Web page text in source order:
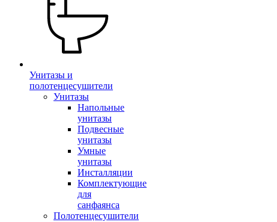
Унитазы и
полотенцесушители
Унитазы
Напольные
унитазы
Подвесные
унитазы
Умные
унитазы
Инсталляции
Комплектующие
для
санфаянса
Полотенцесушители